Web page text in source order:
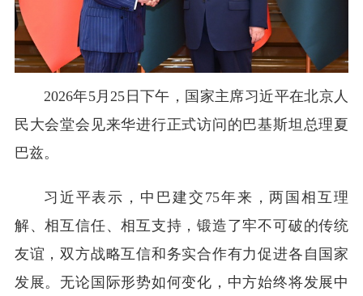
2026年5月25日下午，国家主席习近平在北京人
民大会堂会见来华进行正式访问的巴基斯坦总理夏
巴兹。
习近平表示，中巴建交75年来，两国相互理
解、相互信任、相互支持，锻造了牢不可破的传统
友谊，双方战略互信和务实合作有力促进各自国家
发展。无论国际形势如何变化，中方始终将发展中